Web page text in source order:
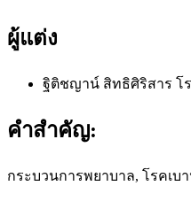
ผู้แต่ง
ฐิติชญาน์ สิทธิศิริสาร โ
คำสำคัญ:
กระบวนการพยาบาล, โรคเบ